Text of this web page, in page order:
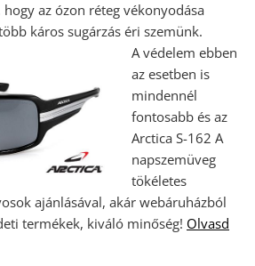
az ózon réteg vékonyodása
káros sugárzás éri szemünk.
A védelem ebben
az esetben is
mindennél
fontosabb és az
Arctica S-162 A
napszemüveg
tökéletes
ajánlásával, akár webáruházból
termékek, kiváló minőség! Olvasd